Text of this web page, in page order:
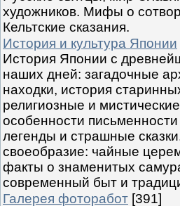
художников. Мифы о
Кельтские сказания.
История и культура Японии
История Японии с
наших дней: загадочные
находки, история
религиозные и
особенности
легенды и страшные
своеобразие: чайные
факты о знаменитых
современный быт и
Галерея фоторабот [391]